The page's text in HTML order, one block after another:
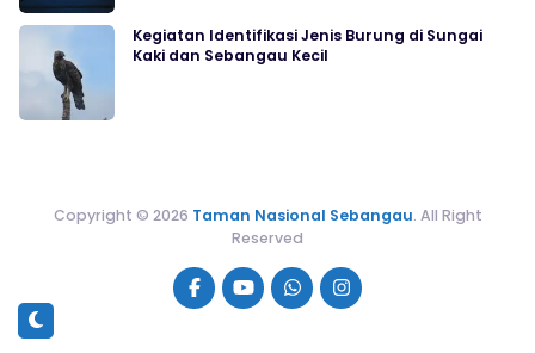
Kegiatan Identifikasi Jenis Burung di Sungai
Kaki dan Sebangau Kecil
Copyright © 2026 Taman Nasional Sebangau. All Right
Reserved